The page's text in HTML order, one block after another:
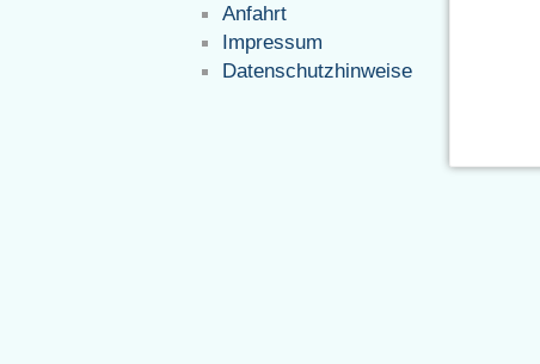
Anfahrt
Impressum
Datenschutzhinweise